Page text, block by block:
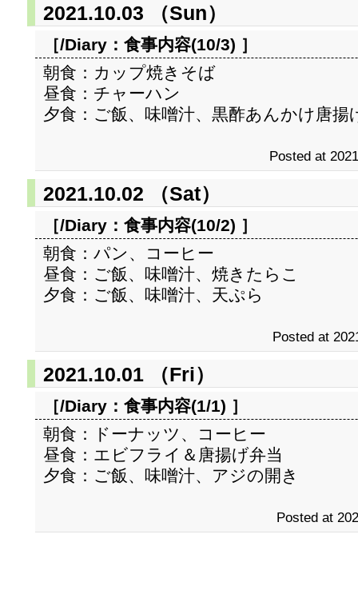
2021.10.03 （Sun）
［/Diary： 食事内容(10/3) ］
朝食：カップ焼きそば
昼食：チャーハン
夕食：ご飯、味噌汁、黒酢あんかけ唐揚
Posted at
2021.10.02 （Sat）
［/Diary： 食事内容(10/2) ］
朝食：パン、コーヒー
昼食：ご飯、味噌汁、焼きたらこ
夕食：ご飯、味噌汁、天ぷら
Posted at
2021.10.01 （Fri）
［/Diary： 食事内容(1/1) ］
朝食：ドーナッツ、コーヒー
昼食：エビフライ＆唐揚げ弁当
夕食：ご飯、味噌汁、アジの開き
Posted at